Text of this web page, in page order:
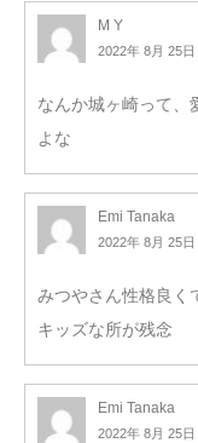
M Y
2022年 8月 25日
なんか城ヶ崎って、
よな
Emi Tanaka
2022年 8月 25日
みつやさん性格良く
キッズな所が残念
Emi Tanaka
2022年 8月 25日